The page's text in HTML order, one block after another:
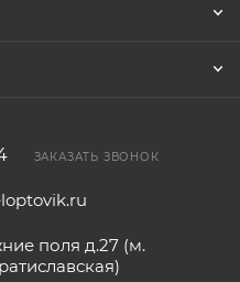
ЗАКАЗАТЬ ЗВОНОК
поля д.27 (м.